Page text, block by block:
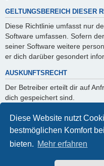
Diese Website nutzt
bestmöglichen Komfort
bieten. Mehr erfahren
GELTUNGSBEREICH DIESER
Diese Richtlinie umfasst nur
Software umfassen. Sofern
seiner Software weitere
er dich darüber gesondert
AUSKUNFTSRECHT
Der Betreiber erteilt dir auf
dich gespeichert sind.
Du kannst jederzeit die
verlangen. Kontaktiere hierzu